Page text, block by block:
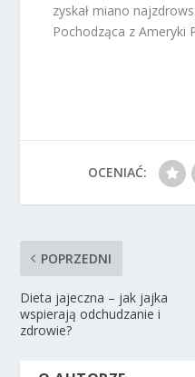
zyskał miano
Pochodząca z Ameryki
OCENIAĆ:
POPRZEDNI
Dieta jajeczna – jak jajka
wspierają odchudzanie i
zdrowie?